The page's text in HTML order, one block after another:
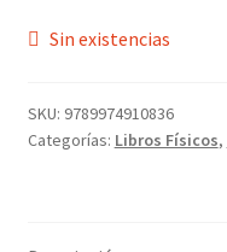
Sin existencias
SKU: 9789974910836
Categorías: Libros Físicos,